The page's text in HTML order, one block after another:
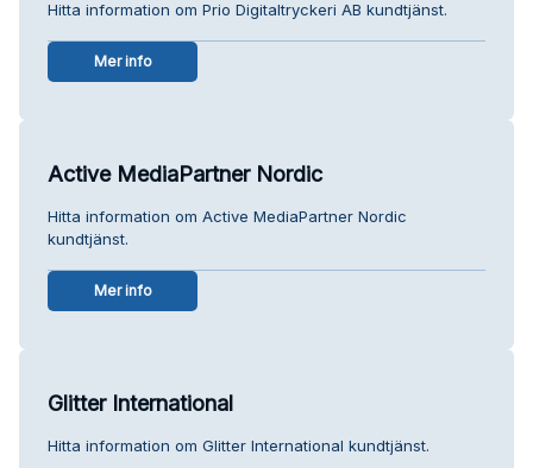
Hitta information om Prio Digitaltryckeri AB kundtjänst.
Mer info
Active MediaPartner Nordic
Hitta information om Active MediaPartner Nordic
kundtjänst.
Mer info
Glitter International
Hitta information om Glitter International kundtjänst.